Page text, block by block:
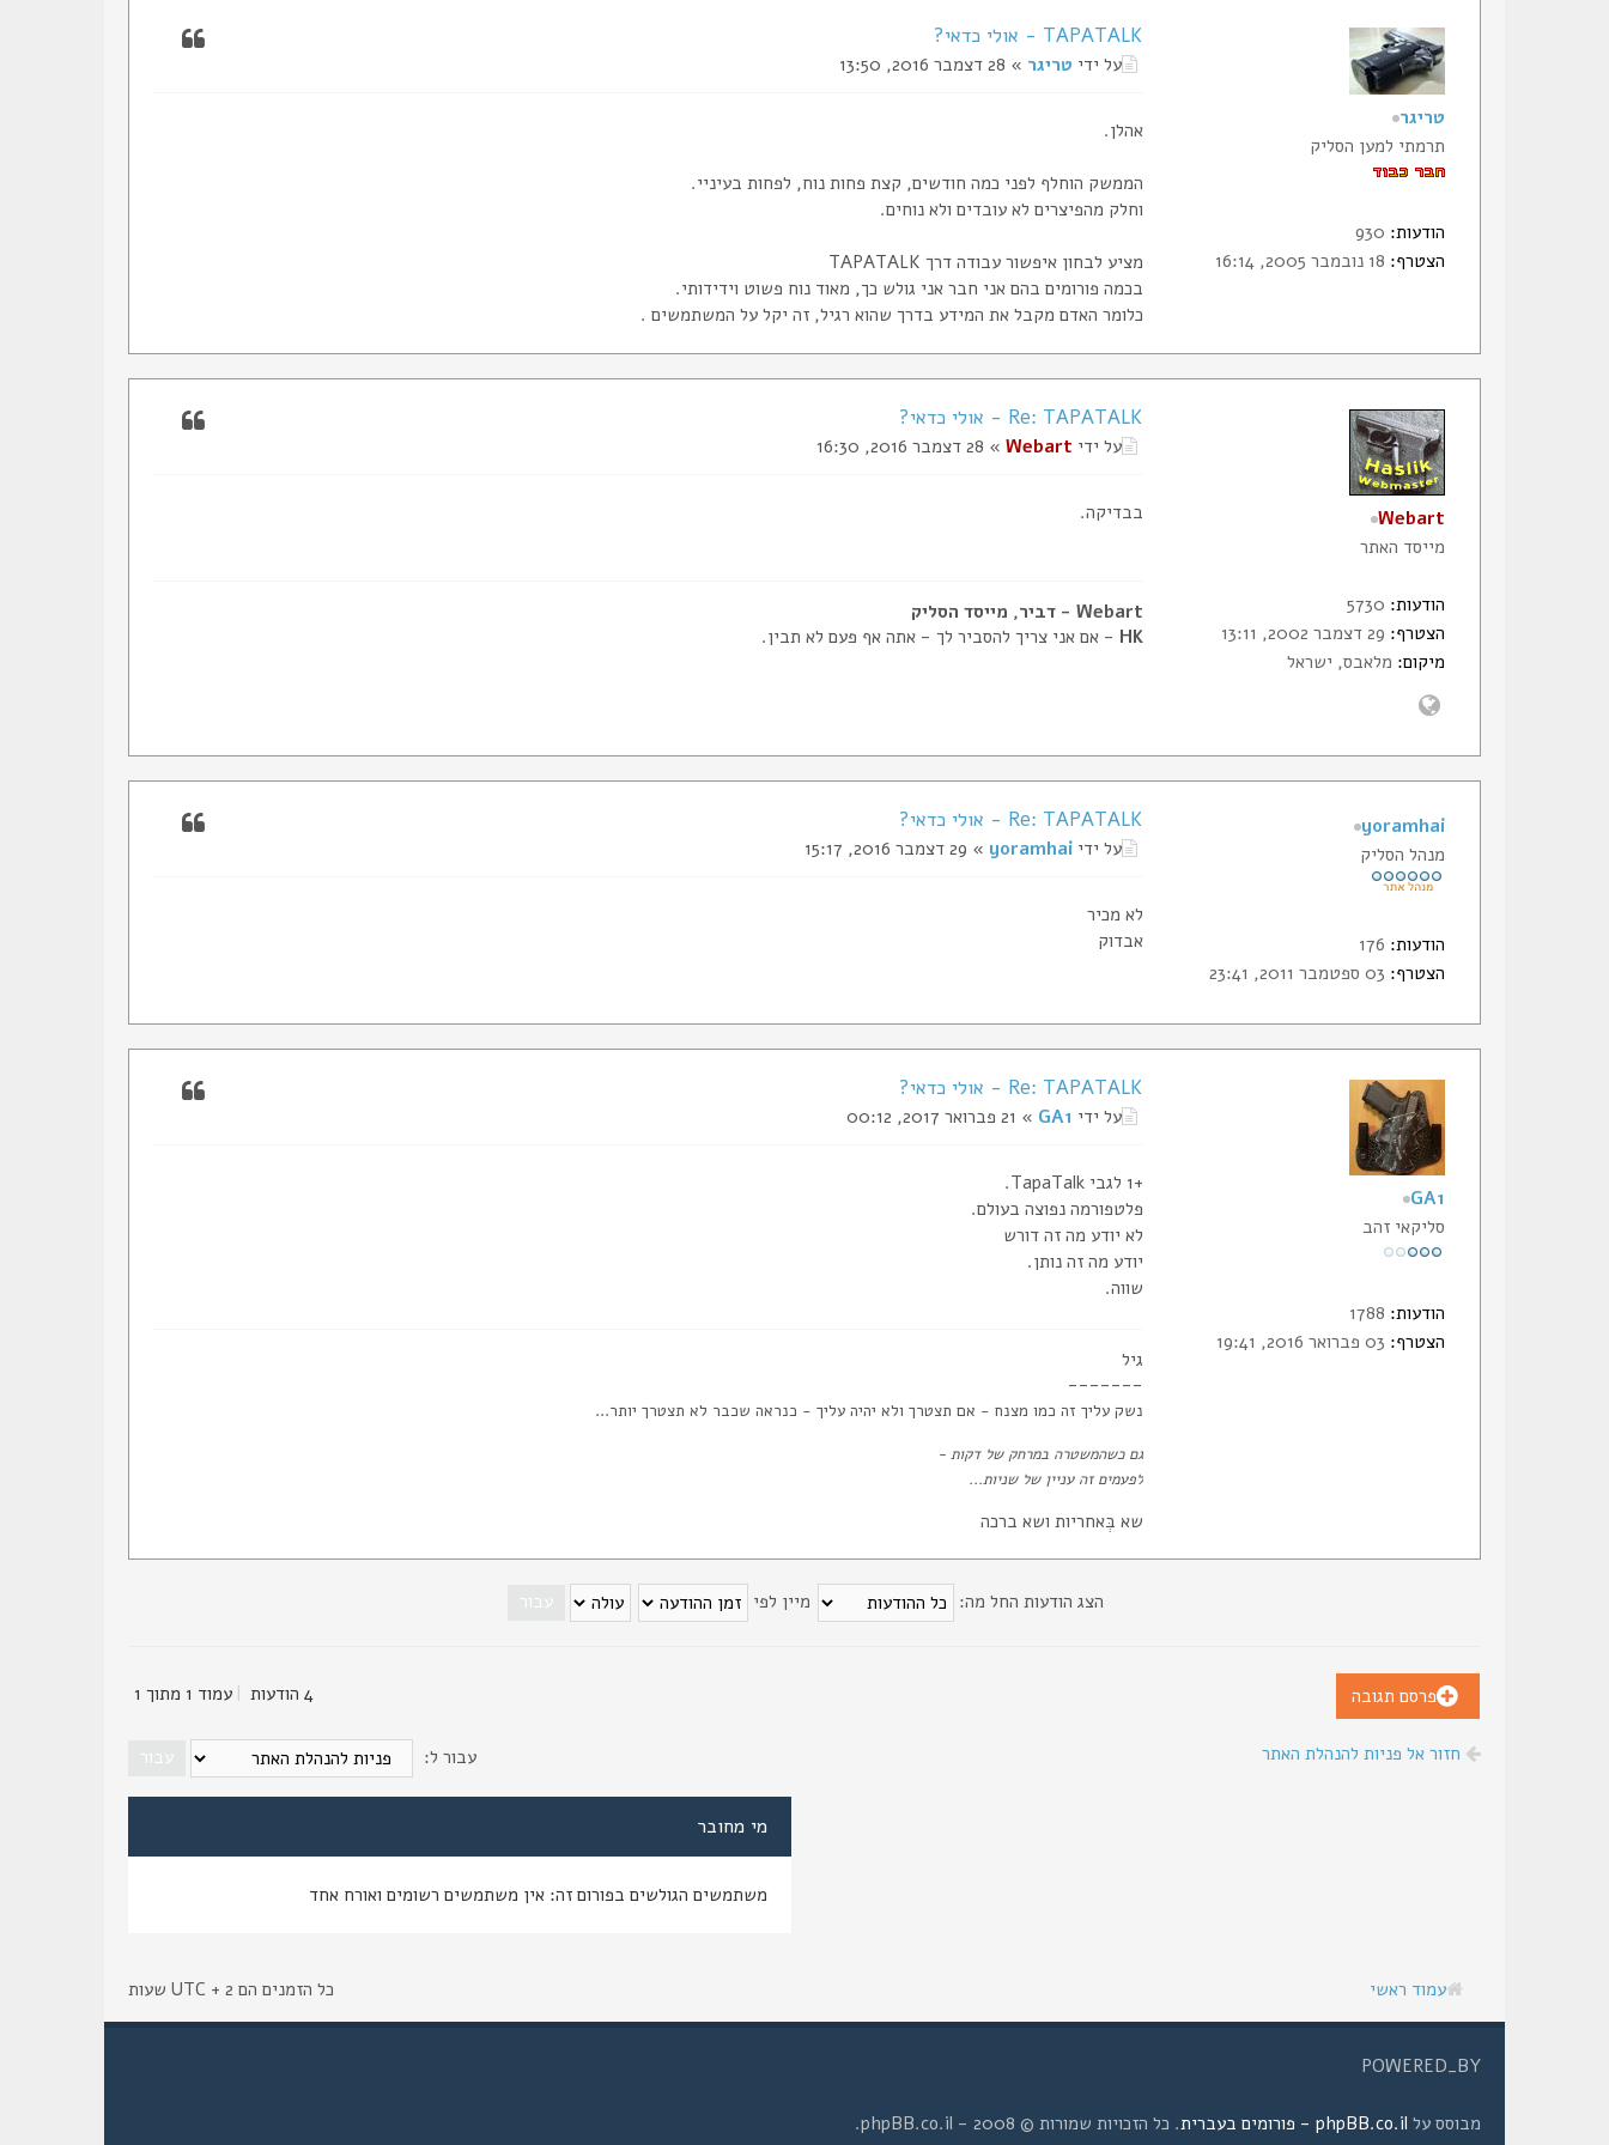
TAPATALK - אולי כדאי?
על ידי טריגר » 28 דצמבר 2016, 13:50
אהלן.
הממשק הוחלף לפני כמה חודשים, קצת פחות נוח, לפחות בעיניי.
וחלק מהפיצרים לא עובדים ולא נוחים.
מציע לבחון איפשור עבודה דרך TAPATALK
בכמה פורומים בהם אני חבר אני גולש כך, מאוד נוח פשוט וידידותי.
כלומר האדם מקבל את המידע בדרך שהוא רגיל, זה יקל על המשתמשים .
טריגר
תרמתי למען הסליק
הודעות:
הצטרף:
Re: TAPATALK - אולי כדאי?
על ידי Webart » 28 דצמבר 2016, 16:30
בבדיקה.
Webart - דביר, מייסד הסליק
HK - אם אני צריך להסביר לך - אתה אף פעם לא תבין.
Webart
מייסד האתר
הודעות:
הצטרף:
מיקום: מלאבס, ישראל
Re: TAPATALK - אולי כדאי?
על ידיyoramhai » 29 דצמבר 2016, 15:17
לא מכיר
אבדוק
yoramhai
מנהל הסליק
הודעות:
הצטרף:
Re: TAPATALK - אולי כדאי?
על ידי GA1 » 21 פברואר 2017, 00:12
+1 לגבי TapaTalk.
פלטפורמה נפוצה בעולם.
לא יודע מה זה דורש
יודע מה זה נותן.
שווה.
גיל
-------
נשק עליך זה כמו מצנח - אם תצטרך ולא יהיה עליך - כנראה שכבר לא תצטרך יותר...
גם כשהמשטרה במרחק של דקות -
לפעמים זה עניין של שניות...
שא בְּאחריות ושא ברכה
GA1
סליקאי זהב
הודעות:
הצטרף:
הצג הודעות החל מה: מיין לפי
פרסם תגובה 4 הודעות עמוד 1 מתוך 1
חזור אל פניות להנהלת האתר עבור ל:
מי מחובר
משתמשים הגולשים בפורום זה: אין משתמשים רשומים ואורח אחד
עמוד ראשי כל הזמנים הם UTC + 2 שעות
POWERED_BY
מבוסס על phpBB.co.il - פורומים בעברית
. כל הזכויות שמורות © 2008 - phpBB.co.il.